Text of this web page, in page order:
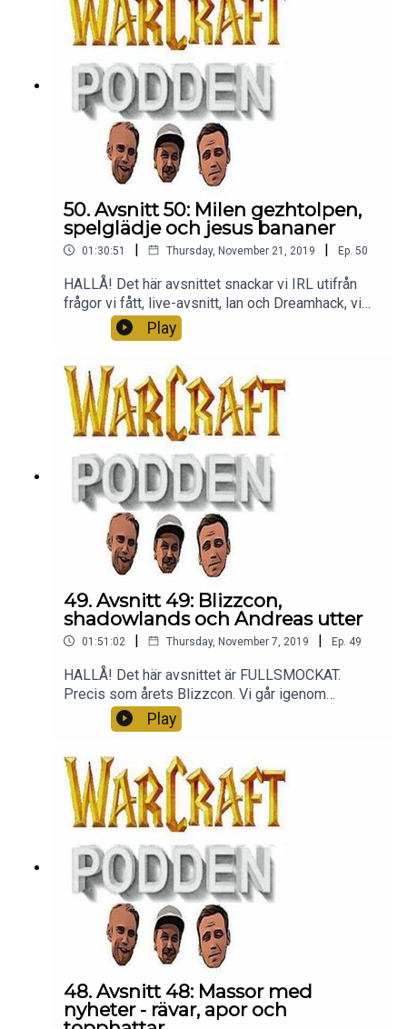
50. Avsnitt 50: Milen gezhtolpen,
spelglädje och jesus bananer
01:30:51 | Thursday, November 21, 2019 | Ep. 50
HALLÅ! Det här avsnittet snackar vi IRL utifrån
frågor vi fått, live-avsnitt, lan och Dreamhack, vi
snackar massor om vad spelglädje är och hur den
kan komma och gå, och att det är okej! ALLT
Play
49. Avsnitt 49: Blizzcon,
shadowlands och Andreas utter
01:51:02 | Thursday, November 7, 2019 | Ep. 49
HALLÅ! Det här avsnittet är FULLSMOCKAT.
Precis som årets Blizzcon. Vi går igenom
nyheterna, svarar på era frågor och får oplanerat
besök av Linn som ger Andreas två minst sagt
Play
48. Avsnitt 48: Massor med
nyheter - rävar, apor och